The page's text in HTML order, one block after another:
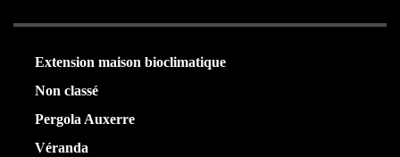
Extension maison bioclimatique
Non classé
Pergola Auxerre
Véranda